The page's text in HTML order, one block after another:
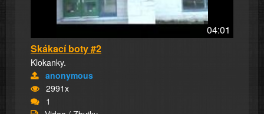
04:01
Skákací boty #2
Klokanky.
anonymous
2991x
1